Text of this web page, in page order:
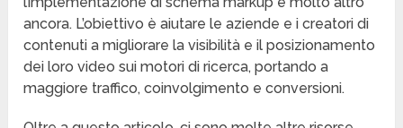
ancora. L’obiettivo è aiutare le aziende e i creatori di
contenuti a migliorare la visibilità e il posizionamento
dei loro video sui motori di ricerca, portando a
maggiore traffico, coinvolgimento e conversioni.